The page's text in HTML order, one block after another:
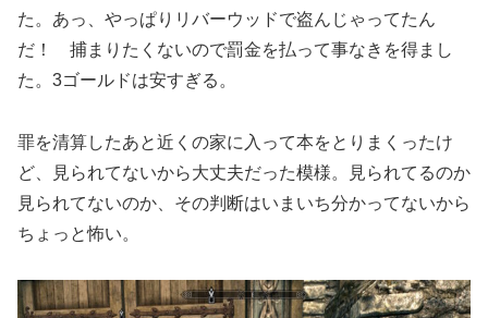
た。あっ、やっぱりリバーウッドで盗んじゃってたん
だ！ 捕まりたくないので罰金を払って事なきを得まし
た。3ゴールドは安すぎる。
罪を清算したあと近くの家に入って本をとりまくったけ
ど、見られてないから大丈夫だった模様。見られてるのか
見られてないのか、その判断はいまいち分かってないから
ちょっと怖い。